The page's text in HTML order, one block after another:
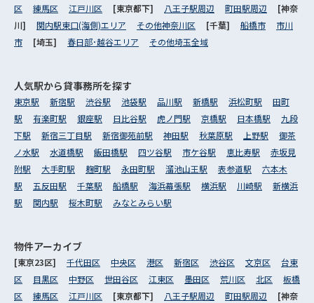
区
練馬区 江戸川区 [東京都下] 八王子駅周辺 町田駅周辺
[神奈
川] 関内駅東口(海側)エリア その他神奈川区 [千葉] 船橋市
市川
市
[埼玉] 春日部･越谷エリア その他埼玉全域
人気駅から貸事務所を探す
東京駅 新宿駅 渋谷駅 池袋駅 品川駅 新橋駅 浜松町駅
田町
駅
有楽町駅 銀座駅 日比谷駅 虎ノ門駅 京橋駅 日本橋駅
九段
下駅
新宿三丁目駅 新宿御苑前駅 神田駅 秋葉原駅 上野駅
御茶
ノ水駅
水道橋駅 飯田橋駅 四ツ谷駅 市ケ谷駅 恵比寿駅
赤坂見
附駅
大手町駅 麹町駅 永田町駅 溜池山王駅 表参道駅
六本木
駅
五反田駅 千葉駅 船橋駅 海浜幕張駅 横浜駅 川崎駅
新横浜
駅
関内駅 桜木町駅 みなとみらい駅
物件アーカイブ
[東京23区] 千代田区 中央区 港区 新宿区 渋谷区 文京区
台東
区
目黒区 中野区 世田谷区 江東区 墨田区 荒川区 北区
板橋
区
練馬区 江戸川区 [東京都下] 八王子駅周辺 町田駅周辺 [神奈